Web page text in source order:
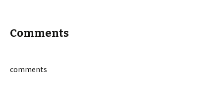
Comments
comments